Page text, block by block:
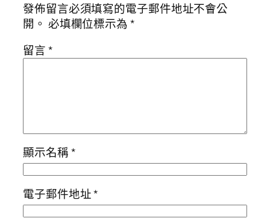
發佈留言必須填寫的電子郵件地址不會公
開。 必填欄位標示為*
留言*
顯示名稱*
電子郵件地址*